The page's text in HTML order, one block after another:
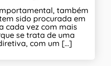
também
sido procurada em
cada vez com mais
se trata de uma
com um [...]